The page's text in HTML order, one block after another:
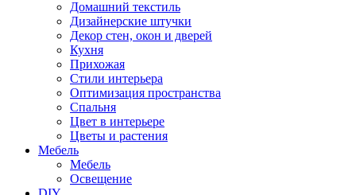
Домашний текстиль
Дизайнерские штучки
Декор стен, окон и дверей
Кухня
Прихожая
Стили интерьера
Оптимизация пространства
Спальня
Цвет в интерьере
Цветы и растения
Мебель
Мебель
Освещение